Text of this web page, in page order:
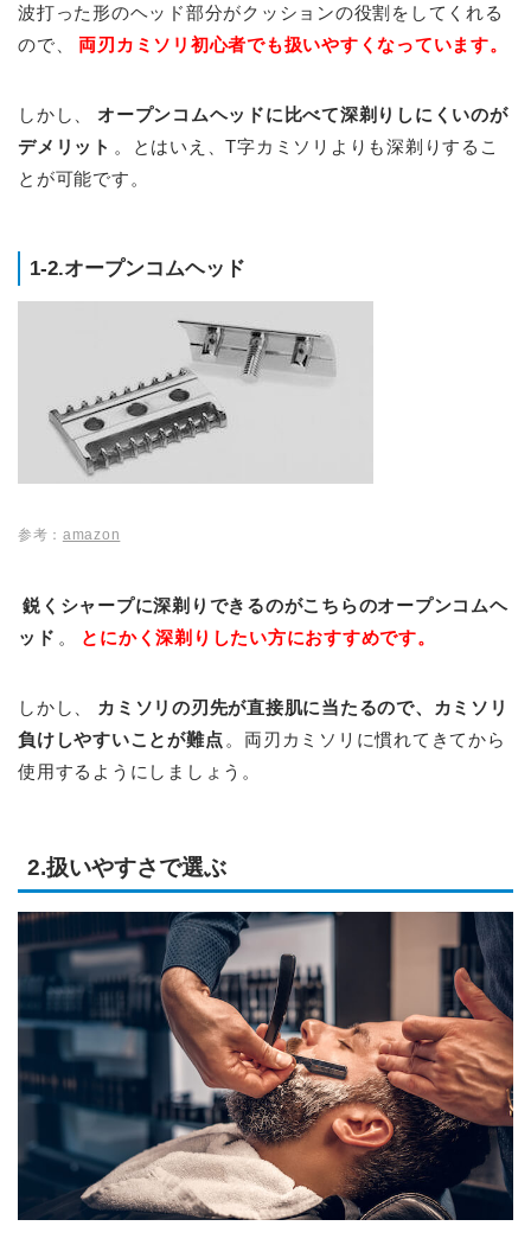
波打った形のヘッド部分がクッションの役割をしてくれる
ので、
両刃カミソリ初心者でも扱いやすくなっています。
しかし、
オープンコムヘッドに比べて深剃りしにくいのが
デメリット 。とはいえ、T字カミソリよりも深剃りするこ
とが可能です。
1-2.オープンコムヘッド
参考： amazon
鋭くシャープに深剃りできるのがこちらのオープンコムヘ
ッド 。 とにかく深剃りしたい方におすすめです。
しかし、
カミソリの刃先が直接肌に当たるので、カミソリ
負けしやすいことが難点 。両刃カミソリに慣れてきてから
使用するようにしましょう。
2.扱いやすさで選ぶ